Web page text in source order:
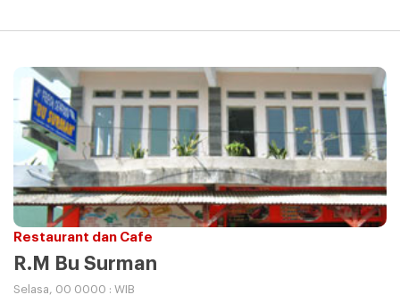
Restaurant dan Cafe
R.M Bu Surman
Selasa, 00 0000 : WIB